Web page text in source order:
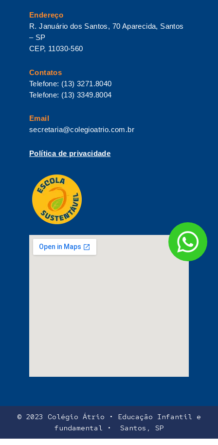
Endereço
R. Januário dos Santos, 70 Aparecida, Santos
– SP
CEP, 11030-560
Contatos
Telefone: (13) 3271.8040
Telefone: (13) 3349.8004
Email
secretaria@colegioatrio.com.br
Política de privacidade
© 2023 Colégio Átrio • Educação Infantil e
fundamental • Santos, SP